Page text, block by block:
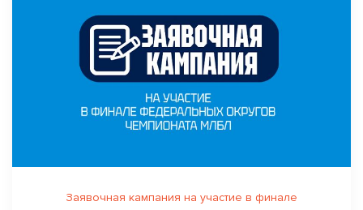
Заявочная кампания на участие в финале